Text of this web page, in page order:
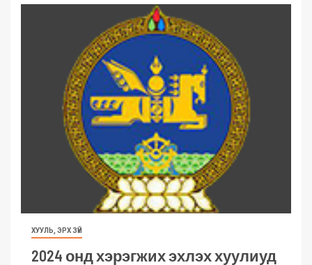
ХУУЛЬ, ЭРХ ЗҮЙ
2024 онд хэрэгжих эхлэх хуулиуд